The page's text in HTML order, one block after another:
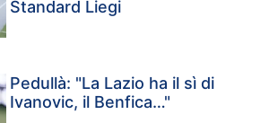
Standard Liegi
Pedullà: "La Lazio ha il sì di
Ivanovic, il Benfica…"